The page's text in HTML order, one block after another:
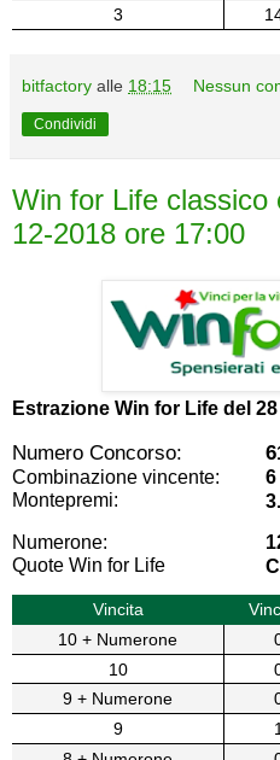
3
bitfactory alle 18:15 Nessun
Condividi
Win for Life classico
12-2018 ore 17:00
Estrazione Win for Life del
Numero Concorso:
Combinazione vincente:
Montepremi:
Numerone:
Quote Win for Life
Vincita
10 + Numerone
10
9 + Numerone
9
1